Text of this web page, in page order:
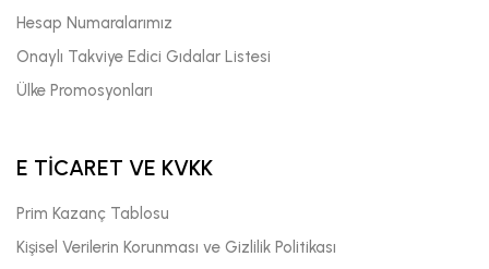
Hesap Numaralarımız
Onaylı Takviye Edici Gıdalar Listesi
Ülke Promosyonları
E TİCARET VE KVKK
Prim Kazanç Tablosu
Kişisel Verilerin Korunması ve Gizlilik Politikası